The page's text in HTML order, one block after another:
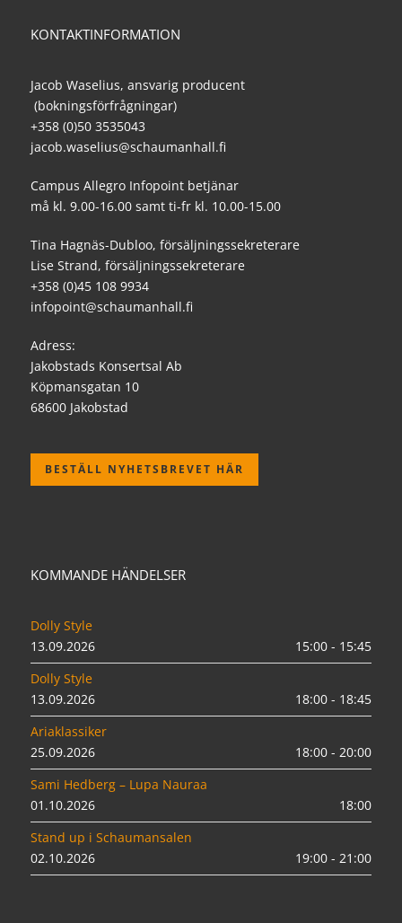
KONTAKTINFORMATION
Jacob Waselius, ansvarig producent
(bokningsförfrågningar)
+358 (0)50 3535043
jacob.waselius@schaumanhall.fi
Campus Allegro Infopoint betjänar
må kl. 9.00-16.00 samt ti-fr kl. 10.00-15.00
Tina Hagnäs-Dubloo, försäljningssekreterare
Lise Strand, försäljningssekreterare
+358 (0)45 108 9934
infopoint@schaumanhall.fi
Adress:
Jakobstads Konsertsal Ab
Köpmansgatan 10
68600 Jakobstad
BESTÄLL NYHETSBREVET HÄR
KOMMANDE HÄNDELSER
Dolly Style
13.09.2026
15:00 - 15:45
Dolly Style
13.09.2026
18:00 - 18:45
Ariaklassiker
25.09.2026
18:00 - 20:00
Sami Hedberg – Lupa Nauraa
01.10.2026
18:00
Stand up i Schaumansalen
02.10.2026
19:00 - 21:00